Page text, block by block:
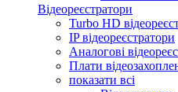
Відеореєстратори
Turbo HD
IP відеореєстратори
Аналогові
Плати
показати всі